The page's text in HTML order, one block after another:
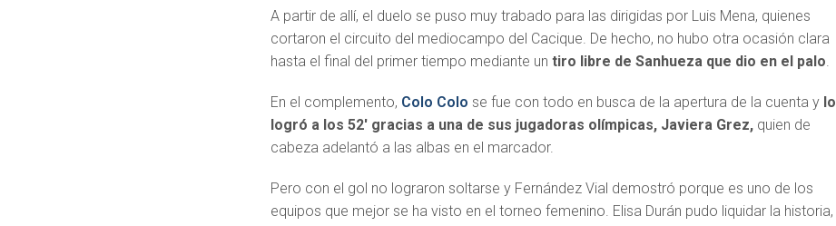
A partir de allí, el duelo se puso muy trabado para las dirigidas por Luis Mena, quienes
cortaron el circuito del mediocampo del Cacique. De hecho, no hubo otra ocasión clara
hasta el final del primer tiempo mediante un tiro libre de Sanhueza que dio en el palo.
En el complemento, Colo Colo se fue con todo en busca de la apertura de la cuenta y lo
logró a los 52′ gracias a una de sus jugadoras olímpicas, Javiera Grez, quien de
cabeza adelantó a las albas en el marcador.
Pero con el gol no lograron soltarse y Fernández Vial demostró porque es uno de los
equipos que mejor se ha visto en el torneo femenino. Elisa Durán pudo liquidar la historia,